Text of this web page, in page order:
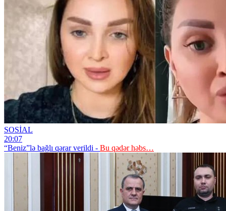
SOSİAL
20:07
“Beniz”lə bağlı qərar verildi - Bu qədər həbs…